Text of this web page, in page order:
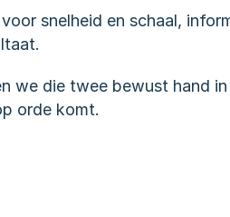
snelheid en schaal,
we die twee bewust hand
orde komt.